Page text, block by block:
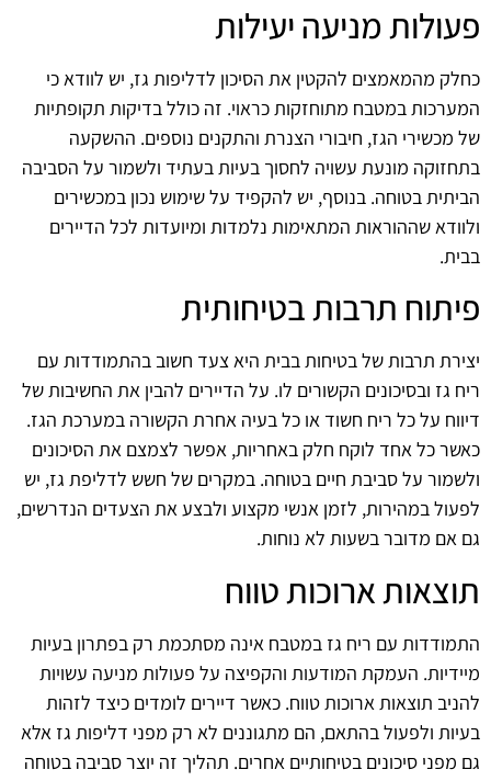
פעולות מניעה יעילות
כחלק מהמאמצים להקטין את הסיכון לדליפות גז, יש לוודא כי
המערכות במטבח מתוחזקות כראוי. זה כולל בדיקות תקופתיות
של מכשירי הגז, חיבורי הצנרת והתקנים נוספים. ההשקעה
בתחזוקה מונעת עשויה לחסוך בעיות בעתיד ולשמור על הסביבה
הביתית בטוחה. בנוסף, יש להקפיד על שימוש נכון במכשירים
ולוודא שההוראות המתאימות נלמדות ומיועדות לכל הדיירים
בבית.
פיתוח תרבות בטיחותית
יצירת תרבות של בטיחות בבית היא צעד חשוב בהתמודדות עם
ריח גז ובסיכונים הקשורים לו. על הדיירים להבין את החשיבות של
דיווח על כל ריח חשוד או כל בעיה אחרת הקשורה במערכת הגז.
כאשר כל אחד לוקח חלק באחריות, אפשר לצמצם את הסיכונים
ולשמור על סביבת חיים בטוחה. במקרים של חשש לדליפת גז, יש
לפעול במהירות, לזמן אנשי מקצוע ולבצע את הצעדים הנדרשים,
גם אם מדובר בשעות לא נוחות.
תוצאות ארוכות טווח
התמודדות עם ריח גז במטבח אינה מסתכמת רק בפתרון בעיות
מיידיות. העמקת המודעות והקפיצה על פעולות מניעה עשויות
להניב תוצאות ארוכות טווח. כאשר דיירים לומדים כיצד לזהות
בעיות ולפעול בהתאם, הם מתגוננים לא רק מפני דליפות גז אלא
גם מפני סיכונים בטיחותיים אחרים. תהליך זה יוצר סביבה בטוחה